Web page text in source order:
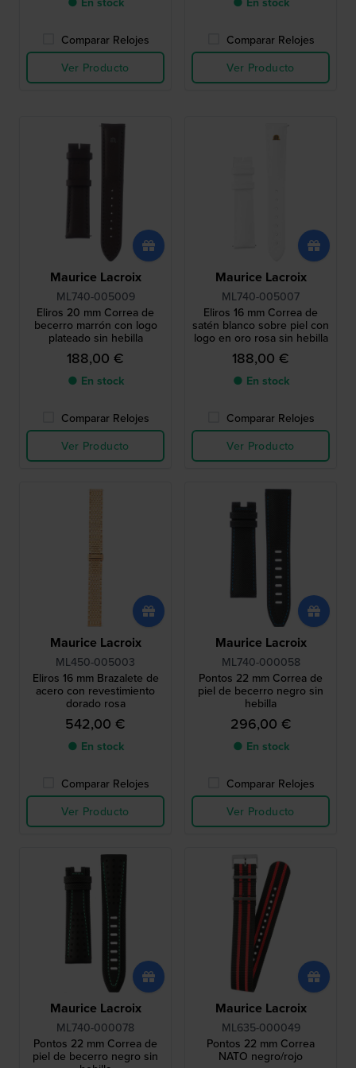
Comparar Relojes
Ver Producto
Comparar Relojes
Ver Producto
Maurice Lacroix
ML740-005009
Eliros 20 mm Correa de
becerro marrón con logo
plateado sin hebilla
188,00 €
● En stock
Comparar Relojes
Ver Producto
Maurice Lacroix
ML740-005007
Eliros 16 mm Correa de
satén blanco sobre piel con
logo en oro rosa sin hebilla
188,00 €
● En stock
Comparar Relojes
Ver Producto
Maurice Lacroix
ML450-005003
Eliros 16 mm Brazalete de
acero con revestimiento
dorado rosa
542,00 €
● En stock
Comparar Relojes
Ver Producto
Maurice Lacroix
ML740-000058
Pontos 22 mm Correa de
piel de becerro negro sin
hebilla
296,00 €
● En stock
Comparar Relojes
Ver Producto
Maurice Lacroix
ML740-000078
Pontos 22 mm Correa de
piel de becerro negro sin
Maurice Lacroix
ML635-000049
Pontos 22 mm Correa
NATO negro/rojo